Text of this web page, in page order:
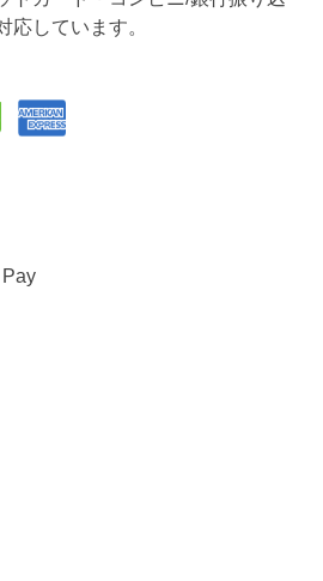
応しています。